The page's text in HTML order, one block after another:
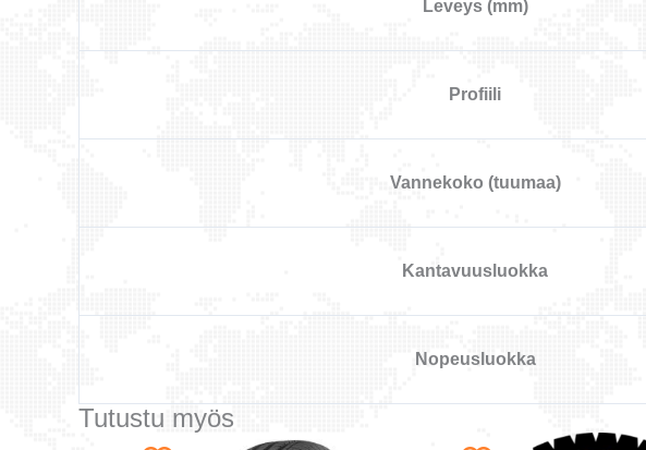
Leveys (mm)
Profiili
Vannekoko (tuumaa)
Kantavuusluokka
Nopeusluokka
Tutustu myös